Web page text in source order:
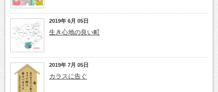
2019年 6月 05日
生き心地の良い町
2019年 7月 05日
カラスに告ぐ